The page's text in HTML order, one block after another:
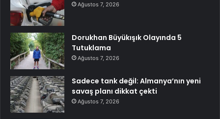
Ağustos 7, 2026
Dorukhan Büyükışık Olayında 5
Tutuklama
Ağustos 7, 2026
Sadece tank değil: Almanya’nın yeni
savaş planı dikkat çekti
Ağustos 7, 2026